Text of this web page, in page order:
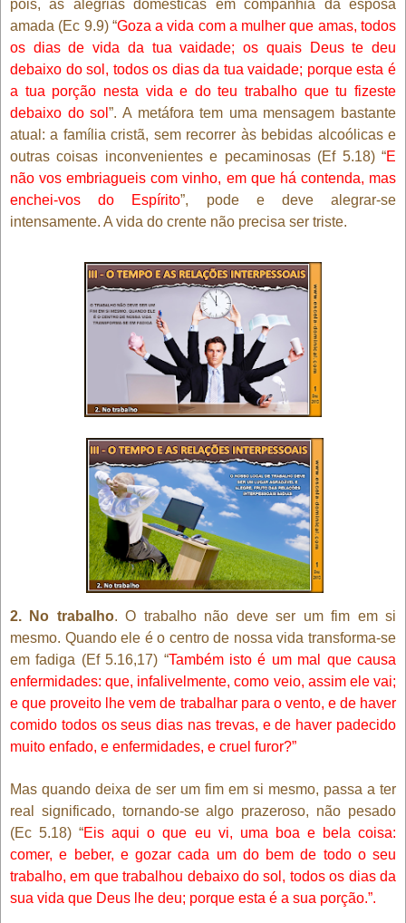
pois, as alegrias domésticas em companhia da esposa
amada (Ec 9.9) “Goza a vida com a mulher que amas, todos
os dias de vida da tua vaidade; os quais Deus te deu
debaixo do sol, todos os dias da tua vaidade; porque esta é
a tua porção nesta vida e do teu trabalho que tu fizeste
debaixo do sol”. A metáfora tem uma mensagem bastante
atual: a família cristã, sem recorrer às bebidas alcoólicas e
outras coisas inconvenientes e pecaminosas (Ef 5.18) “E
não vos embriagueis com vinho, em que há contenda, mas
enchei-vos do Espírito”, pode e deve alegrar-se
intensamente. A vida do crente não precisa ser triste.
2. No trabalho. O trabalho não deve ser um fim em si
mesmo. Quando ele é o centro de nossa vida transforma-se
em fadiga (Ef 5.16,17) “Também isto é um mal que causa
enfermidades: que, infalivelmente, como veio, assim ele vai;
e que proveito lhe vem de trabalhar para o vento, e de haver
comido todos os seus dias nas trevas, e de haver padecido
muito enfado, e enfermidades, e cruel furor?”
Mas quando deixa de ser um fim em si mesmo, passa a ter
real significado, tornando-se algo prazeroso, não pesado
(Ec 5.18) “Eis aqui o que eu vi, uma boa e bela coisa:
comer, e beber, e gozar cada um do bem de todo o seu
trabalho, em que trabalhou debaixo do sol, todos os dias da
sua vida que Deus lhe deu; porque esta é a sua porção.”.